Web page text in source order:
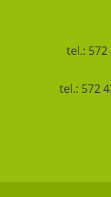
tel.: 572
tel.: 572